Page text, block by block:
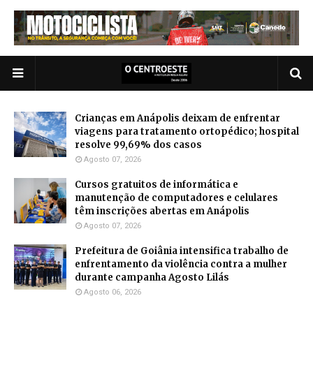
Crianças em Anápolis deixam de enfrentar
viagens para tratamento ortopédico; hospital
resolve 99,69% dos casos
Agosto 07, 2026
Cursos gratuitos de informática e
manutenção de computadores e celulares
têm inscrições abertas em Anápolis
Agosto 07, 2026
Prefeitura de Goiânia intensifica trabalho de
enfrentamento da violência contra a mulher
durante campanha Agosto Lilás
Agosto 06, 2026